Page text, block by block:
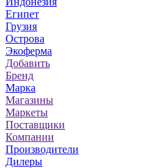
Египет
Грузия
Острова
Экоферма
Добавить
Бренд
Марка
Магазины
Маркеты
Поставщики
Компании
Производители
Дилеры